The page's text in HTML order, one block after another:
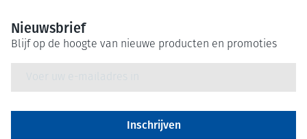
Nieuwsbrief
Blijf op de hoogte van nieuwe producten en promoties
Inschrijven